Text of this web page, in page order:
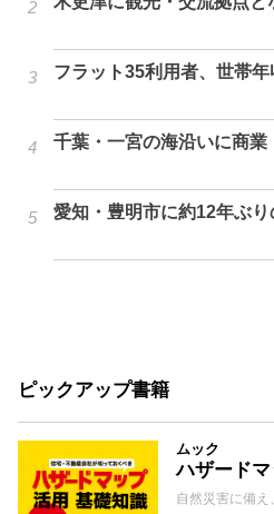
フラット35利用者、世帯年
千葉・一宮の海沿いに商業
愛知・豊明市に約12年ぶ
ピックアップ書籍
ムック
ハザード
自然災害に備え